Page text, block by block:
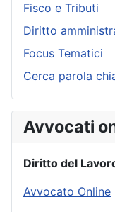
Fisco e Tributi
Diritto
Focus Tematici
Cerca parola
Avvocati
Diritto del
Avvocato Online